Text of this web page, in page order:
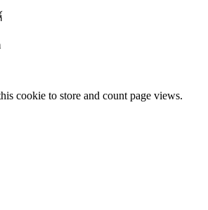
cookie to store and count page views.